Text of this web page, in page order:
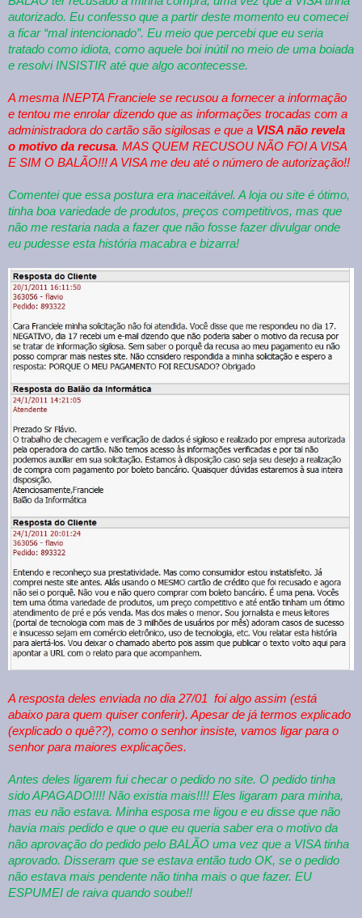
autorizado. Eu confesso que a partir deste momento eu comecei
a ficar “mal intencionado”. Eu meio que percebi que eu seria
tratado como idiota, como aquele boi inútil no meio de uma boiada
e resolvi INSISTIR até que algo acontecesse.
A mesma INEPTA Franciele se recusou a fornecer a informação
e tentou me enrolar dizendo que as informações trocadas com a
administradora do cartão são sigilosas e que a VISA não revela
o motivo da recusa. MAS QUEM RECUSOU NÃO FOI A VISA
E SIM O BALÃO!!! A VISA me deu até o número de autorização!!
Comentei que essa postura era inaceitável. A loja ou site é ótimo,
tinha boa variedade de produtos, preços competitivos, mas que
não me restaria nada a fazer que não fosse fazer divulgar onde
eu pudesse esta história macabra e bizarra!
A resposta deles enviada no dia 27/01 foi algo assim (está
abaixo para quem quiser conferir). Apesar de já termos explicado
(explicado o quê??), como o senhor insiste, vamos ligar para o
senhor para maiores explicações.
Antes deles ligarem fui checar o pedido no site. O pedido tinha
sido APAGADO!!!! Não existia mais!!!! Eles ligaram para minha,
mas eu não estava. Minha esposa me ligou e eu disse que não
havia mais pedido e que o que eu queria saber era o motivo da
não aprovação do pedido pelo BALÃO uma vez que a VISA tinha
aprovado. Disseram que se estava então tudo OK, se o pedido
não estava mais pendente não tinha mais o que fazer. EU
ESPUMEI de raiva quando soube!!